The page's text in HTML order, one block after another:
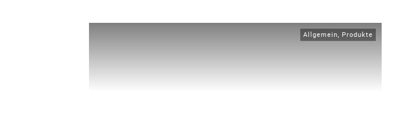
Allgemein, Produkte